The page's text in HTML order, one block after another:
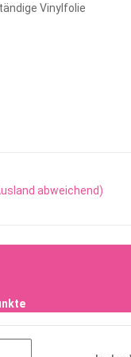
Vinylfolie
abweichend)